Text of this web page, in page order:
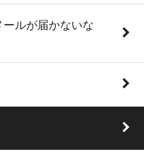
ルが届かないな